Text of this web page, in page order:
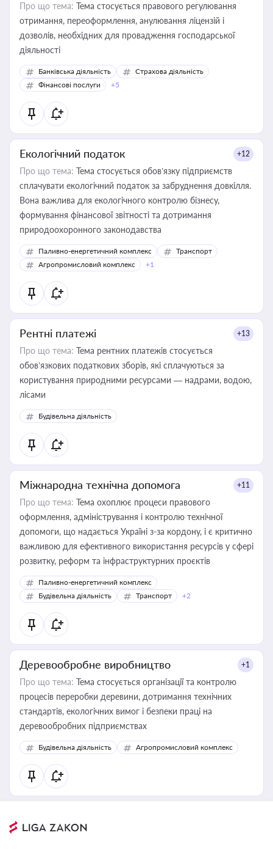
Про що тема: Тема стосується правового регулювання
отримання, переоформлення, анулювання ліцензій і
дозволів, необхідних для провадження господарської
діяльності
Банківська діяльність
Страхова діяльність
Фінансові послуги
+5
Екологічний податок +12
Про що тема: Тема стосується обов’язку підприємств
сплачувати екологічний податок за забруднення довкілля.
Вона важлива для екологічного контролю бізнесу,
формування фінансової звітності та дотримання
природоохоронного законодавства
Паливно-енергетичний комплекс
Транспорт
Агропромисловий комплекс
+1
Рентні платежі +13
Про що тема: Тема рентних платежів стосується
обов’язкових податкових зборів, які сплачуються за
користування природними ресурсами — надрами, водою,
лісами
Будівельна діяльність
Міжнародна технічна допомога +11
Про що тема: Тема охоплює процеси правового
оформлення, адміністрування і контролю технічної
допомоги, що надається Україні з-за кордону, і є критично
важливою для ефективного використання ресурсів у сфері
розвитку, реформ та інфраструктурних проєктів
Паливно-енергетичний комплекс
Будівельна діяльність
Транспорт +2
Деревообробне виробництво +1
Про що тема: Тема стосується організації та контролю
процесів переробки деревини, дотримання технічних
стандартів, екологічних вимог і безпеки праці на
деревообробних підприємствах
Будівельна діяльність Агропромисловий комплекс